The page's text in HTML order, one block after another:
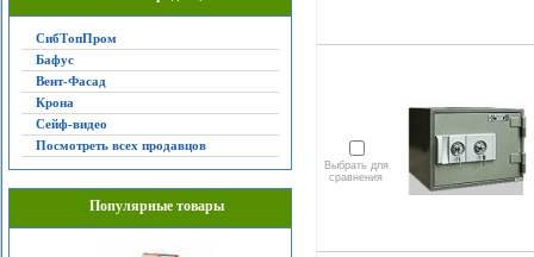
СибТопПром
Бафус
Вент-Фасад
Крона
Сейф-видео
Посмотреть всех продавцов
Популярные товары
Выбрать для
сравнения